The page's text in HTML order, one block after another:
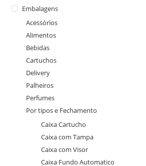
Embalagens
Acessórios
Alimentos
Bebidas
Cartuchos
Delivery
Palheiros
Perfumes
Por tipos e Fechamento
Caixa Cartucho
Caixa com Tampa
Caixa com Visor
Caixa Fundo Automatico